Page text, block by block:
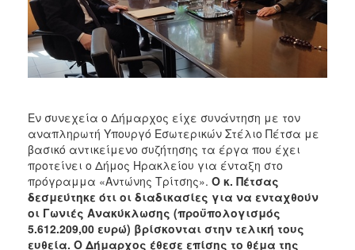
Εν συνεχεία ο Δήμαρχος είχε συνάντηση με τον
αναπληρωτή Υπουργό Εσωτερικών Στέλιο Πέτσα με
βασικό αντικείμενο συζήτησης τα έργα που έχει
προτείνει ο Δήμος Ηρακλείου για ένταξη στο
πρόγραμμα «Αντώνης Τρίτσης». Ο κ. Πέτσας
δεσμεύτηκε ότι οι διαδικασίες για να ενταχθούν
οι Γωνιές Ανακύκλωσης (προϋπολογισμός
5.612.209,00 ευρώ) βρίσκονται στην τελική τους
ευθεία. Ο Δήμαρχος έθεσε επίσης το θέμα της